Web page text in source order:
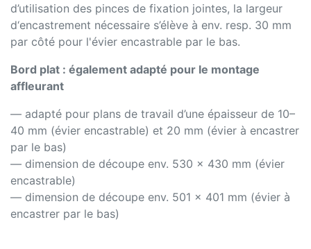
d’utilisation des pinces de fixation jointes, la largeur
d‘encastrement nécessaire s’élève à env. resp. 30 mm
par côté pour l'évier encastrable par le bas.
Bord plat : également adapté pour le montage
affleurant
— adapté pour plans de travail d’une épaisseur de 10–
40 mm (évier encastrable) et 20 mm (évier à encastrer
par le bas)
— dimension de découpe env. 530 x 430 mm (évier
encastrable)
— dimension de découpe env. 501 x 401 mm (évier à
encastrer par le bas)